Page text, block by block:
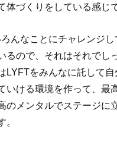
体づくりをしている感じ
んなことにチャレンジし
るので、それはそれでし
LYFTをみんなに託して自
いける環境を作って、最
のメンタルでステージに
。